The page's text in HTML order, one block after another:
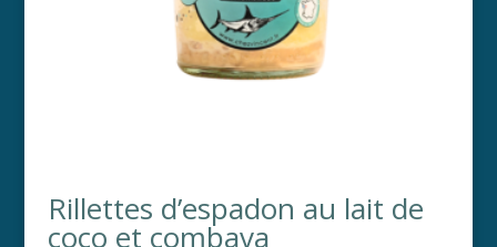
Rillettes d’espadon au lait de
coco et combava